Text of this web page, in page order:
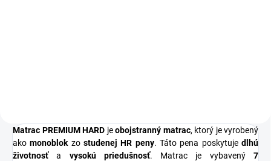
Matrac PREMIUM HARD jeobojstranný matrac, ktorý je vyrobený
akomonoblok zostudenej HR peny. Táto pena poskytujedlhú
životnosťa vysokú priedušnosť. Matrac je vybavený7